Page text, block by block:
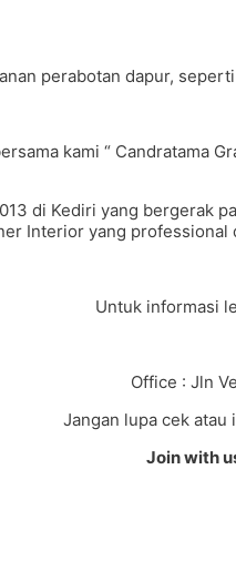
perabotan dapur,
kami “
di Kediri yang bergerak
Interior yang
Untuk informasi
Office : Jln
Jangan lupa cek
Join with